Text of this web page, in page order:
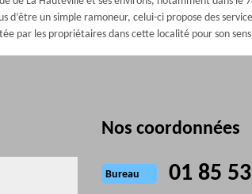
un simple ramoneur, celui-ci propose des
par les propriétaires dans cette localité pour son
Nos coordonnées
Bureau 01 85